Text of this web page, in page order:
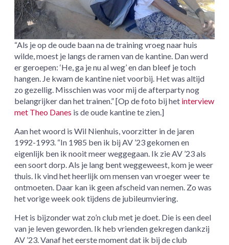
“Als je op de oude baan na de training vroeg naar huis
wilde, moest je langs de ramen van de kantine. Dan werd
er geroepen: ‘He, ga je nu al weg’ en dan bleef je toch
hangen. Je kwam de kantine niet voorbij. Het was altijd
zo gezellig. Misschien was voor mij de afterparty nog
belangrijker dan het trainen.” [Op de foto bij het interview
met Theo Danes is de oude kantine te zien.]
Aan het woord is Wil Nienhuis, voorzitter in de jaren
1992-1993. “In 1985 ben ik bij AV ’23 gekomen en
eigenlijk ben ik nooit meer weggegaan. Ik zie AV ’23 als
een soort dorp. Als je lang bent weggeweest, kom je weer
thuis. Ik vind het heerlijk om mensen van vroeger weer te
ontmoeten. Daar kan ik geen afscheid van nemen. Zo was
het vorige week ook tijdens de jubileumviering.
Het is bijzonder wat zo’n club met je doet. Die is een deel
van je leven geworden. Ik heb vrienden gekregen dankzij
AV ’23. Vanaf het eerste moment dat ik bij de club